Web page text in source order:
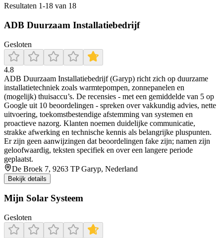
Resultaten 1-18 van 18
ADB Duurzaam Installatiebedrijf
Gesloten
4.8
ADB Duurzaam Installatiebedrijf (Garyp) richt zich op duurzame
installatietechniek zoals warmtepompen, zonnepanelen en
(mogelijk) thuisaccu’s. De recensies - met een gemiddelde van 5 op
Google uit 10 beoordelingen - spreken over vakkundig advies, nette
uitvoering, toekomstbestendige afstemming van systemen en
proactieve nazorg. Klanten noemen duidelijke communicatie,
strakke afwerking en technische kennis als belangrijke pluspunten.
Er zijn geen aanwijzingen dat beoordelingen fake zijn; namen zijn
geloofwaardig, teksten specifiek en over een langere periode
geplaatst.
De Broek 7, 9263 TP Garyp, Nederland
Bekijk details
Mijn Solar Systeem
Gesloten